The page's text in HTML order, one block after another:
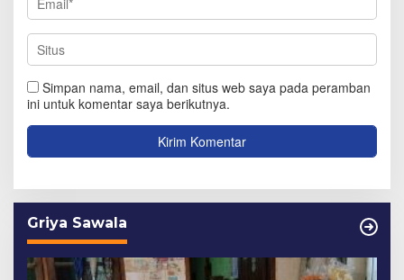
Simpan nama, email, dan situs web saya pada peramban
ini untuk komentar saya berikutnya.
Griya Sawala